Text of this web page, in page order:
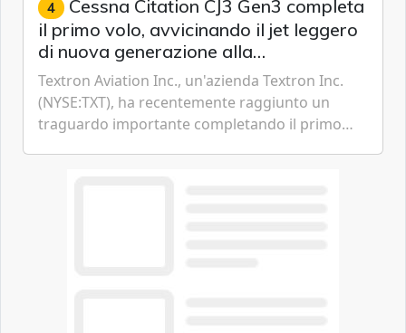
4 Cessna Citation CJ3 Gen3 completa
il primo volo, avvicinando il jet leggero
di nuova generazione alla
certificazione
Textron Aviation Inc., un'azienda Textron Inc.
(NYSE:TXT), ha recentemente raggiunto un
traguardo importante completando il primo